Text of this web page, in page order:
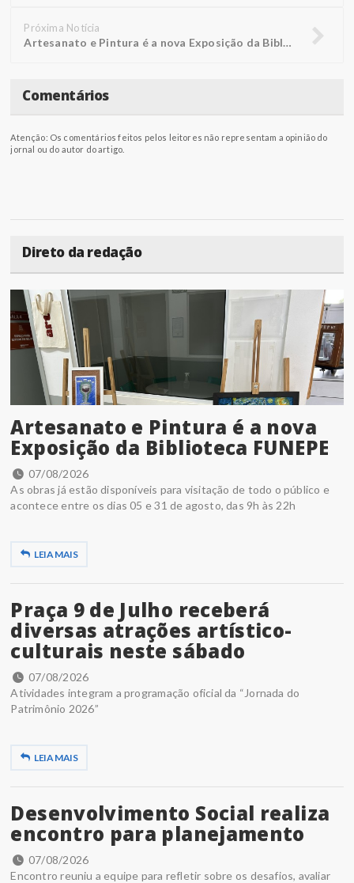
Próxima Notícia
Artesanato e Pintura é a nova Exposição da Biblioteca FUNEPE
Comentários
Atenção: Os comentários feitos pelos leitores não representam a opinião do
jornal ou do autor do artigo.
Direto da redação
Artesanato e Pintura é a nova
Exposição da Biblioteca FUNEPE
07/08/2026
As obras já estão disponíveis para visitação de todo o público e
acontece entre os dias 05 e 31 de agosto, das 9h às 22h
LEIA MAIS
Praça 9 de Julho receberá
diversas atrações artístico-
culturais neste sábado
07/08/2026
Atividades integram a programação oficial da “Jornada do
Patrimônio 2026”
LEIA MAIS
Desenvolvimento Social realiza
encontro para planejamento
07/08/2026
Encontro reuniu a equipe para refletir sobre os desafios, avaliar